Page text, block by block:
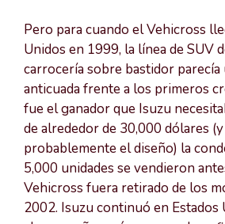
Pero para cuando el Vehicross
Unidos en 1999, la línea de SUV
carrocería sobre bastidor parecía
anticuada frente a los primeros
fue el ganador que Isuzu
de alrededor de 30,000 dólares (y
probablemente el diseño) la
5,000 unidades se vendieron
Vehicross fuera retirado de los
2002. Isuzu continuó en Estados